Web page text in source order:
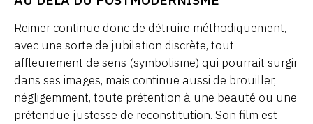
Reimer continue donc de détruire méthodiquement,
avec une sorte de jubilation discrète, tout
affleurement de sens (symbolisme) qui pourrait surgir
dans ses images, mais continue aussi de brouiller,
négligemment, toute prétention à une beauté ou une
prétendue justesse de reconstitution. Son film est